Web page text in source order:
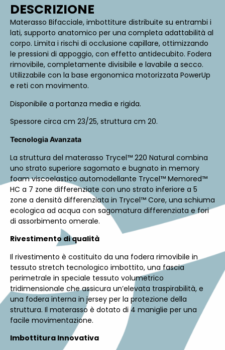
DESCRIZIONE
Materasso Bifacciale, imbottiture distribuite su entrambi i
lati, supporto anatomico per una completa adattabilità al
corpo. Limita i rischi di occlusione capillare, ottimizzando
le pressioni di appoggio, con effetto antidecubito. Fodera
rimovibile, completamente divisibile e lavabile a secco.
Utilizzabile con la base ergonomica motorizzata PowerUp
e reti con movimento.
Disponibile a portanza media e rigida.
Spessore circa cm 23/25, struttura cm 20.
Tecnologia Avanzata
La struttura del materasso Trycel™ 220 Natural combina
uno strato superiore sagomato e bugnato in memory
foam viscoelastico automodellante Trycel™ Memored™
HC a 7 zone differenziate con uno strato inferiore a 5
zone a densità differenziata in Trycel™ Core, una schiuma
ecologica ad acqua con sagomatura differenziata e fori
di assorbimento omerale.
Rivestimento di qualità
Il rivestimento è costituito da una fodera rimovibile in
tessuto stretch tecnologico imbottito, una fascia
perimetrale in speciale tessuto volumetrico
tridimensionale che assicura un’elevata traspirabilità, e
una fodera interna in jersey per la protezione della
struttura. Il materasso è dotato di 4 maniglie per una
facile movimentazione.
Imbottitura Innovativa